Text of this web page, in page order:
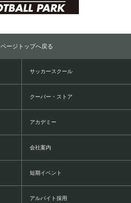
ページトップへ戻る
サッカースクール
クーバー・ストア
アカデミー
会社案内
短期イベント
アルバイト採用